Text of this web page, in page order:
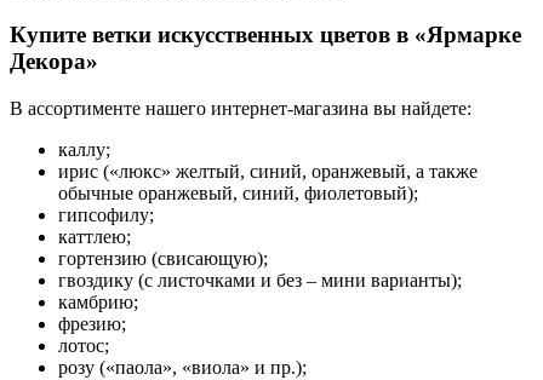
Купите ветки искусственных цветов в «Ярмарке
Декора»
В ассортименте нашего интернет-магазина вы найдете:
каллу;
ирис («люкс» желтый, синий, оранжевый, а также
обычные оранжевый, синий, фиолетовый);
гипсофилу;
каттлею;
гортензию (свисающую);
гвоздику (с листочками и без – мини варианты);
камбрию;
фрезию;
лотос;
розу («паола», «виола» и пр.);